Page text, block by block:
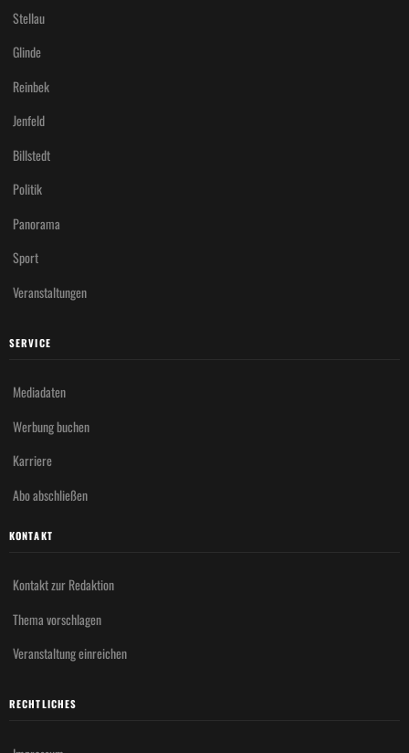
Stellau
Glinde
Reinbek
Jenfeld
Billstedt
Politik
Panorama
Sport
Veranstaltungen
SERVICE
Mediadaten
Werbung buchen
Karriere
Abo abschließen
KONTAKT
Kontakt zur Redaktion
Thema vorschlagen
Veranstaltung einreichen
RECHTLICHES